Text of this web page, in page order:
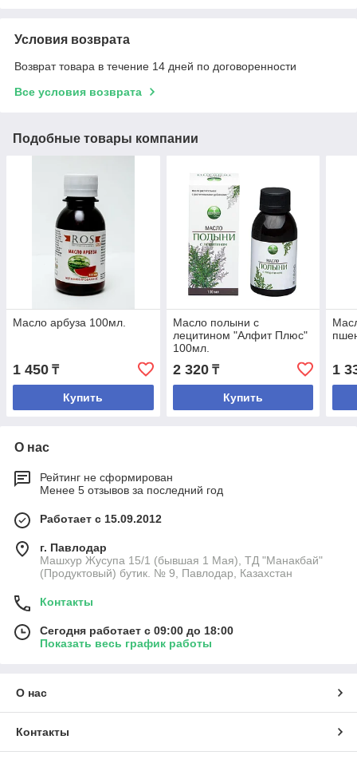
Условия возврата
Возврат товара в течение 14 дней по договоренности
Все условия возврата
Подобные товары компании
Масло арбуза 100мл.
1 450 ₸
Купить
Масло полыни с
лецитином "Алфит Плюс"
100мл.
2 320₸
Купить
1
О нас
Рейтинг не сформирован
Менее 5 отзывов за последний год
Работает с 15.09.2012
г. Павлодар
Машхур Жусупа 15/1 (бывшая 1 Мая), ТД "Манакбай"
(Продуктовый) бутик. № 9, Павлодар, Казахстан
Контакты
Сегодня работает с 09:00 до 18:00
Показать весь график работы
О нас
Контакты